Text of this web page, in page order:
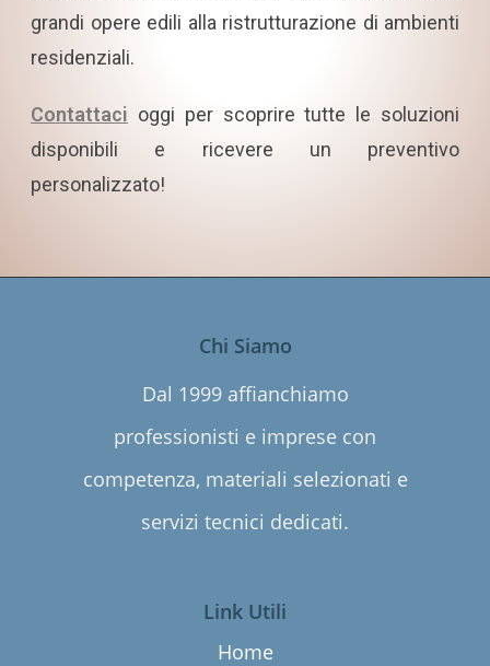
grandi opere edili alla ristrutturazione di ambienti
residenziali.
Contattaci oggi per scoprire tutte le soluzioni
disponibili e ricevere un preventivo
personalizzato!
Chi Siamo
Dal 1999 affianchiamo
professionisti e imprese con
competenza, materiali selezionati e
servizi tecnici dedicati.
Link Utili
Home